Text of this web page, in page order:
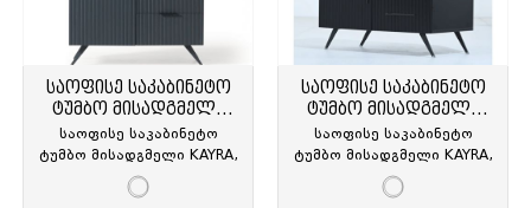
საოფისე საკაბინეტო
ტუმბო მისადგმელი
KAYRA
საოფისე საკაბინეტო
ტუმბო მისადგმელი KAYRA,
100x50x75სმ, კაკალი/
ანტრაციტი, ორი ხის
საოფისე საკაბინეტო
ტუმბო მისადგმელი
KAYRA
საოფისე საკაბინეტო
ტუმბო მისადგმელი KAYRA,
100x50x75სმ, შავი/
ანტრაციტი BLACK